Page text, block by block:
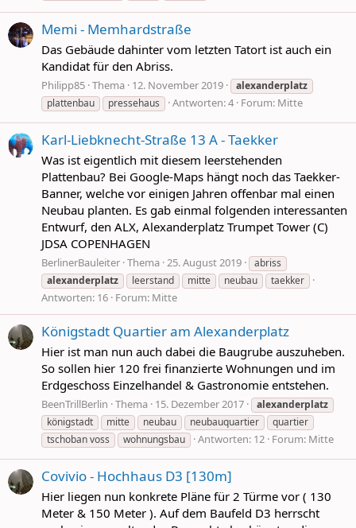
Memi - Memhardstraße
Das Gebäude dahinter vom letzten Tatort ist auch ein
Kandidat für den Abriss.
Philipp85 Thema 12. November 2019
alexanderplatz
plattenbau
pressehaus Antworten: 4 Forum: Mitte
Karl-Liebknecht-Straße 13 A - Taekker
Was ist eigentlich mit diesem leerstehenden
Plattenbau? Bei Google-Maps hängt noch das Taekker-
Banner, welche vor einigen Jahren offenbar mal einen
Neubau planten. Es gab einmal folgenden interessanten
Entwurf, den ALX, Alexanderplatz Trumpet Tower (C)
JDSA COPENHAGEN
BerlinerBauleiter Thema 25. August 2019
abriss
alexanderplatz
leerstand mitte neubau taekker
Antworten: 16 Forum: Mitte
Königstadt Quartier am Alexanderplatz
Hier ist man nun auch dabei die Baugrube auszuheben.
So sollen hier 120 frei finanzierte Wohnungen und im
Erdgeschoss Einzelhandel & Gastronomie entstehen.
BeenTrillBerlin Thema 15. Dezember 2017
alexanderplatz
königstadt
mitte neubau neubauquartier
quartier
tschoban voss
wohnungsbau Antworten: 12 Forum: Mitte
Covivio - Hochhaus D3 [130m]
Hier liegen nun konkrete Pläne für 2 Türme vor ( 130
Meter & 150 Meter ). Auf dem Baufeld D3 herrscht